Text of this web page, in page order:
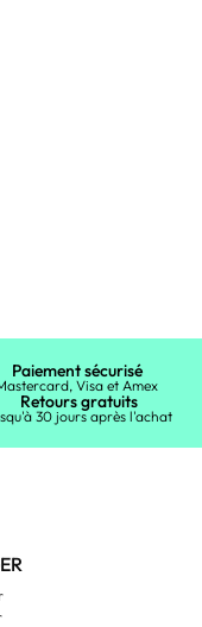
Paiement sécurisé
Visa et Amex
Retours gratuits
30 jours après l'achat